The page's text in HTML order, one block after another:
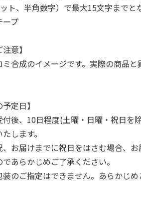
ト、半角数字）で最大15文字までと
ープ
意】
ミ合成のイメージです。実際の商品と
定日】
付後、10日程度(土曜・日曜・祝日を
します。
お届けまでに祝日をはさむ場合、お
あらかじめご了承ください。
装のご指定はできません。あらかじ